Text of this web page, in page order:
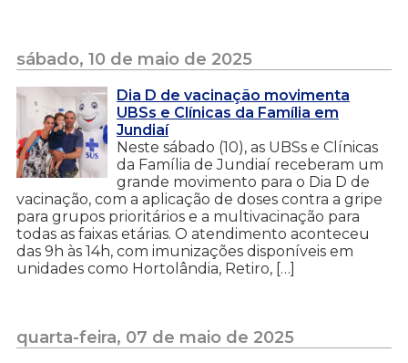
sábado, 10 de maio de 2025
Dia D de vacinação movimenta
UBSs e Clínicas da Família em
Jundiaí
Neste sábado (10), as UBSs e Clínicas
da Família de Jundiaí receberam um
grande movimento para o Dia D de
vacinação, com a aplicação de doses contra a gripe
para grupos prioritários e a multivacinação para
todas as faixas etárias. O atendimento aconteceu
das 9h às 14h, com imunizações disponíveis em
unidades como Hortolândia, Retiro, […]
quarta-feira, 07 de maio de 2025